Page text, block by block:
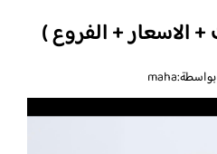
الاسعار + الفروع )
بواسطة:maha